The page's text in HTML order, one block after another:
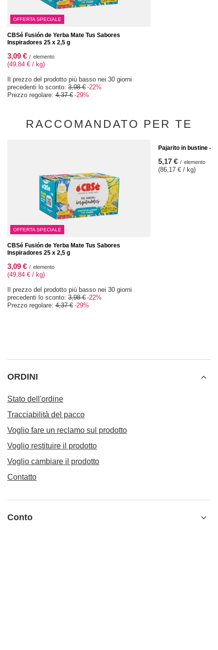
OFFERTA SPECIALE
CBSé Fusión de Yerba Mate Tus Sabores
Inspiradores 25 x 2,5 g
3,09 € / elemento
(49,84 € / kg)
Il prezzo del prodotto più basso nei 30 giorni
precedenti lo sconto: 3,98 € -22%
Prezzo regolare: 4,37 € -29%
RACCOMANDATO PER TE
OFFERTA SPECIALE
CBSé Fusión de Yerba Mate Tus Sabores
Inspiradores 25 x 2,5 g
3,09 € / elemento
(49,84 € / kg)
Il prezzo del prodotto più basso nei 30 giorni
precedenti lo sconto: 3,98 € -22%
Prezzo regolare: 4,37 € -29%
Pajarito in bustine -
5,17 € / elemento
(86,17 € / kg)
ORDINI
Stato dell'ordine
Tracciabilità del pacco
Voglio fare un reclamo sul prodotto
Voglio restituire il prodotto
Voglio cambiare il prodotto
Contatto
Conto